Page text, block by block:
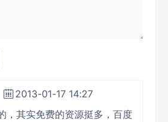
2013-01-17 14:27
，其实免费的资源挺多，百度